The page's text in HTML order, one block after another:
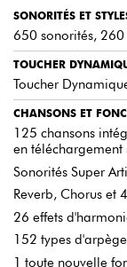
SONORITÉS ET
650 sonorités, 260
TOUCHER
Toucher
CHANSONS ET
125 chansons
en téléchargement
Sonorités Super
Reverb, Chorus et
26 effets
152 types
1 toute nouvelle